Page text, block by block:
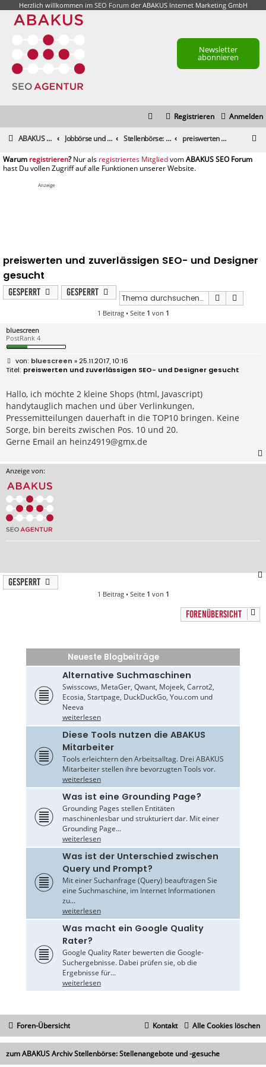
Herzlich willkommen im SEO Forumder ABAKUS Internet Marketing GmbH
Newsletter
abonnieren
Anmelden
Registrieren
ABAKUS Foren-Übersicht Jobbörse und Marktplatz Stellenbörse: Stellenangebote und -gesuche preiswerten und zuverlässigen SEO- und Designer gesucht
registrieren registriertes Mitglied
Anzeige
preiswerten und zuverlässigen SEO- und Designer
gesucht
Gesperrt Gesperrt Suche
1 Beitrag • Seite 1 von 1
bluescreen
PostRank 4
B
e
i
r
a
g
bluescreen » 25.11.2017, 10:16
preiswerten und zuverlässigen SEO- und Designer gesucht
Hallo, ich möchte 2 kleine Shops (html, Javascript)
handytauglich machen und über Verlinkungen,
Pressemitteilungen dauerhaft in die TOP10 bringen. Keine
Sorge, bin bereits zwischen Pos. 10 und 20.
Gerne Email an heinz4919@gmx.de
Anzeige von:
Gesperrt
1 Beitrag • Seite 1 von 1
FORENÜBERSICHT
Neueste Blogbeiträge
Alternative Suchmaschinen
Swisscows, MetaGer, Qwant, Mojeek, Carrot2,
Ecosia, Startpage, DuckDuckGo, You.com und
Neeva
weiterlesen
Diese Tools nutzen die ABAKUS
Mitarbeiter
Tools erleichtern den Arbeitsalltag. Drei ABAKUS
Mitarbeiter stellen ihre bevorzugten Tools vor.
weiterlesen
Was ist eine Grounding Page?
Grounding Pages stellen Entitäten
maschinenlesbar und strukturiert dar. Mit einer
Grounding Page...
weiterlesen
Was ist der Unterschied zwischen
Query und Prompt?
Mit einer Suchanfrage (Query) beauftragen Sie
eine Suchmaschine, im Internet Informationen
zu...
weiterlesen
Was macht ein Google Quality
Rater?
Google Quality Rater bewerten die Google-
Suchergebnisse. Dabei prüfen sie, ob die
Ergebnisse für...
weiterlesen
Foren-Übersicht Alle Cookies löschen
Kontakt
zum ABAKUS Archiv Stellenbörse: Stellenangebote und -gesuche